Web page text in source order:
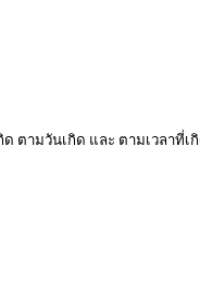
ตามวันเกิด และ ตามเวลาที่